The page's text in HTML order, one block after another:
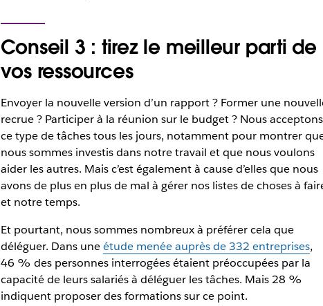
Conseil 3 : tirez le meilleur parti de
vos ressources
Envoyer la nouvelle version d’un rapport ? Former une
recrue ? Participer à la réunion sur le budget ? Nous acceptons
ce type de tâches tous les jours, notamment pour montrer
nous sommes investis dans notre travail et que nous voulons
aider les autres. Mais c’est également à cause d’elles que nous
avons de plus en plus de mal à gérer nos listes de choses à
et notre temps.
Et pourtant, nous sommes nombreux à préférer cela que
déléguer. Dans uneétude menée auprès de 332 entreprises,
46 % des personnes interrogées étaient préoccupées par la
capacité de leurs salariés à déléguer les tâches. Mais 28 %
indiquent proposer des formations sur ce point.